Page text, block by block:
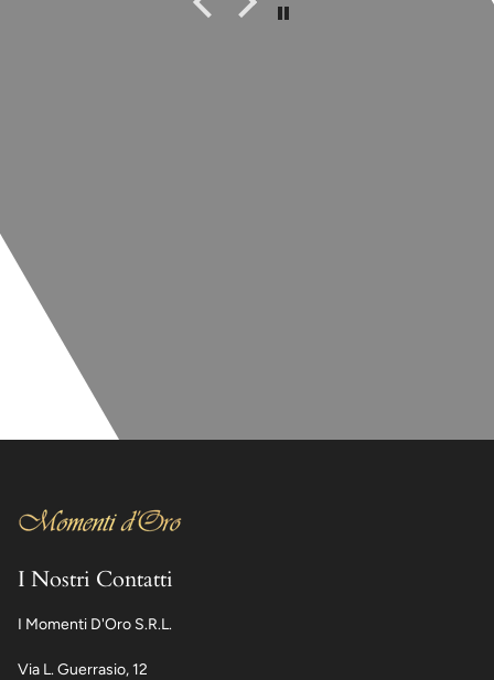
I Nostri Contatti
I Momenti D'Oro S.R.L.
Via L. Guerrasio, 12